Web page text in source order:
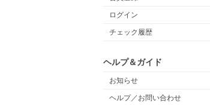
ログイン
チェック履歴
ヘルプ＆ガイド
お知らせ
ヘルプ／お問い合わせ